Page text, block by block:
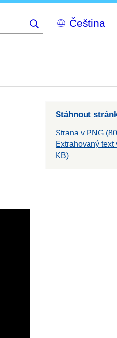
Select
your
Stáhnout
Strana v PNG
Extrahovaný text
KB)